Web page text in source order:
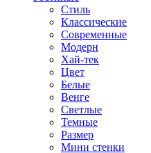
Стиль
Классические
Современные
Модерн
Хай-тек
Цвет
Белые
Венге
Светлые
Темные
Размер
Мини стенки